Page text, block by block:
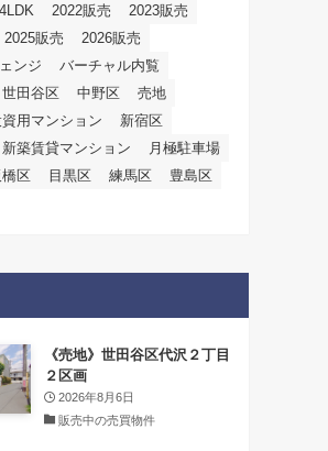
4LDK 2022販売
2023販売
2025販売
2026販売
ンジ
バーチャル内覧
世田谷区 中野区
売地
用マンション
新宿区
新築賃貸マンション
月極駐車場
区 目黒区 練馬区
豊島区
《売地》世田谷区代沢２丁目
２区画
2026年8月6日
販売中の売買物件